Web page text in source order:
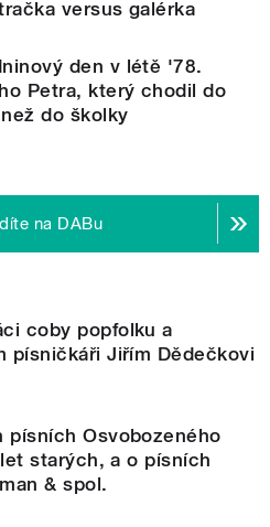
versus galérka
den v létě '78.
Petra, který chodil do
do školky
na DABu
coby popfolku a
písničkáři Jiřím Dědečkovi
písních Osvobozeného
starých, a o písních
& spol.